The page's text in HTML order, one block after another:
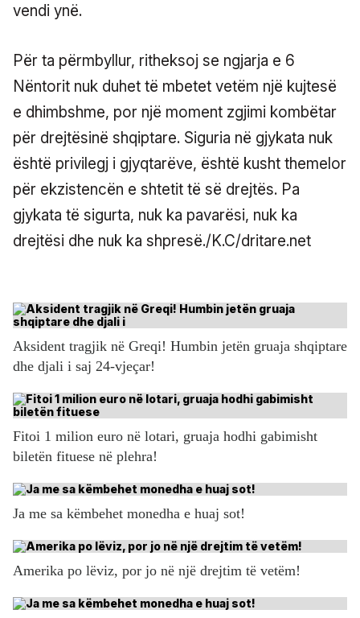
vendi ynë.
Për ta përmbyllur, ritheksoj se ngjarja e 6
Nëntorit nuk duhet të mbetet vetëm një kujtesë
e dhimbshme, por një moment zgjimi kombëtar
për drejtësinë shqiptare. Siguria në gjykata nuk
është privilegj i gjyqtarëve, është kusht themelor
për ekzistencën e shtetit të së drejtës. Pa
gjykata të sigurta, nuk ka pavarësi, nuk ka
drejtësi dhe nuk ka shpresë./K.C/dritare.net
Aksident tragjik në Greqi! Humbin jetën gruaja shqiptare
dhe djali i saj 24-vjeçar!
Fitoi 1 milion euro në lotari, gruaja hodhi gabimisht
biletën fituese në plehra!
Ja me sa këmbehet monedha e huaj sot!
Amerika po lëviz, por jo në një drejtim të vetëm!